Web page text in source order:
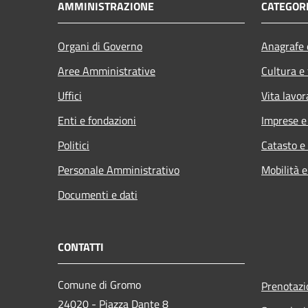
AMMINISTRAZIONE
Organi di Governo
Aree Amministrative
Uffici
Enti e fondazioni
Politici
Personale Amministrativo
Documenti e dati
Cultura
Vita
Imprese
Catasto
Mobilità
CONTATTI
Comune di Gromo
24020 - Piazza Dante 8